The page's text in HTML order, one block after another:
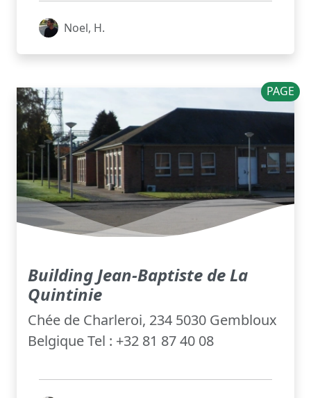
Noel, H.
PAGE
Building Jean-Baptiste de La
Quintinie
Chée de Charleroi, 234 5030 Gembloux
Belgique Tel : +32 81 87 40 08